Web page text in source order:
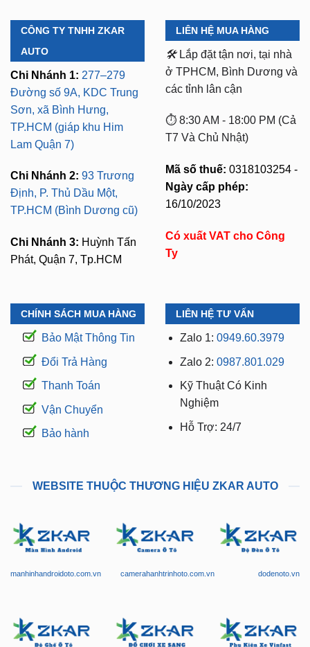
CÔNG TY TNHH ZKAR
AUTO
Chi Nhánh 1: 277–279
Đường số 9A, KDC Trung
Sơn, xã Bình Hưng,
TP.HCM (giáp khu Him
Lam Quận 7)
Chi Nhánh 2: 93 Trương
Định, P. Thủ Dầu Một,
TP.HCM (Bình Dương cũ)
Chi Nhánh 3: Huỳnh Tấn
Phát, Quận 7, Tp.HCM
LIÊN HỆ MUA HÀNG
🛠️ Lắp đặt tận nơi, tại nhà
ở TPHCM, Bình Dương và
các tỉnh lân cận
⏱️ 8:30 AM - 18:00 PM (Cả
T7 Và Chủ Nhật)
Mã số thuế: 0318103254 -
Ngày cấp phép:
16/10/2023
Có xuất VAT cho Công
Ty
CHÍNH SÁCH MUA HÀNG
Bảo Mật Thông Tin
Đổi Trả Hàng
Thanh Toán
Vận Chuyển
Bảo hành
LIÊN HỆ TƯ VẤN
Zalo 1: 0949.60.3979
Zalo 2: 0987.801.029
Kỹ Thuật Có Kinh
Nghiệm
Hỗ Trợ: 24/7
WEBSITE THUỘC THƯƠNG HIỆU ZKAR AUTO
manhinhandroidoto.com.vn camerahanhtrinhoto.com.vn dodenoto.vn